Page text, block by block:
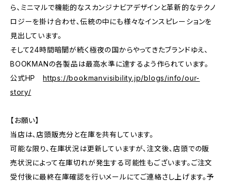
ら、ミニマルで機能的なスカンジナビアデザインと革新的なテクノ
ロジーを掛け合わせ、伝統の中にも様々なインスピレーションを
見出しています。
そして24時間暗闇が続く極夜の国からやってきたブランドゆえ、
BOOKMANの各製品は最高水準に達するよう作られています。
公式HP https://bookmanvisibility.jp/blogs/info/our-
story/
【お願い】
当店は、店頭販売分と在庫を共有しています。
可能な限り、在庫状況は更新していますが、注文後、店頭での販
売状況によって在庫切れが発生する可能性もございます。ご注文
受付後に最終在庫確認を行いメールにてご連絡さし上げます。予